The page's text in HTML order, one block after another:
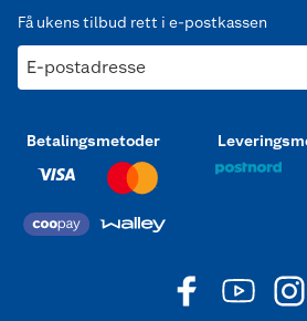
Få ukens tilbud rett i e-postkassen
E-postadresse
Betalingsmetoder